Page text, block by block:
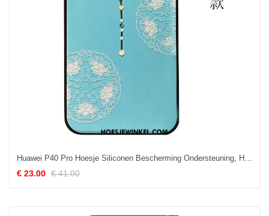
Huawei P40 Pro Hoesje Siliconen Bescherming Ondersteuning, Huawei P40 Pro Hoesje Persoonlijk Chinese Stijl
€ 23.00 € 41.00